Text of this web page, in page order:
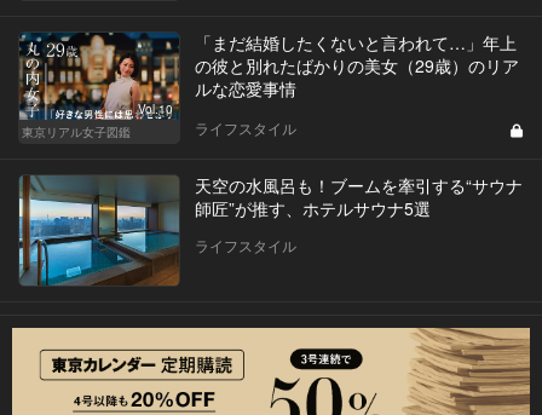
Vol.10
東京リアル女子図鑑
「まだ結婚したくないと言われて…」年上
の彼と別れたばかりの美女（29歳）のリア
ルな恋愛事情
ライフスタイル
天空の水風呂も！ブームを牽引する“サウナ
師匠”が推す、ホテルサウナ5選
ライフスタイル